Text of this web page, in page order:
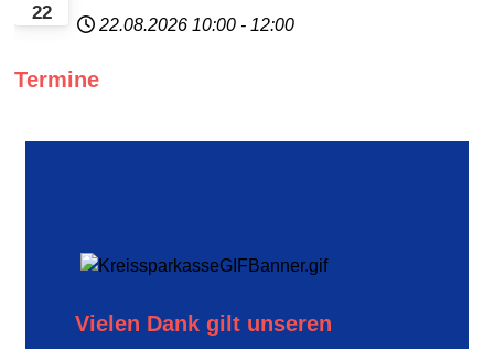
22
22.08.2026 10:00 - 12:00
Termine
Vielen Dank gilt unseren